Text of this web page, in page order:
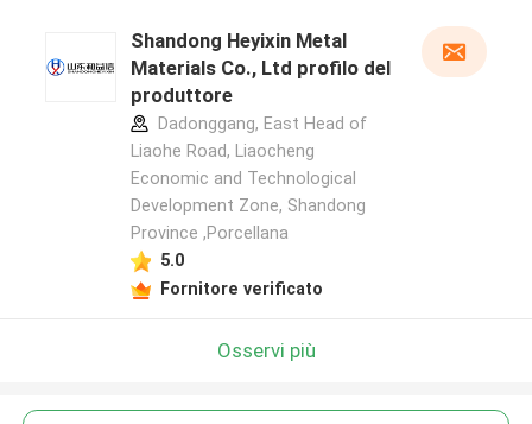
Shandong Heyixin Metal
Materials Co., Ltd profilo del
produttore
Dadonggang, East Head of
Liaohe Road, Liaocheng
Economic and Technological
Development Zone, Shandong
Province ,Porcellana
5.0
Fornitore verificato
Osservi più